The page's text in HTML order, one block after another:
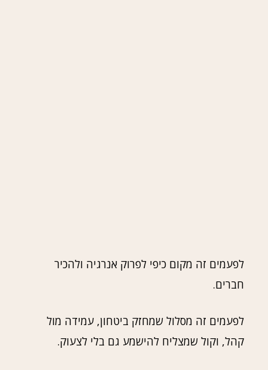
לפעמים זה מקום כיפי לפרוק אנרגיה ולהכיר
חברים.
לפעמים זה מסלול שמחזק ביטחון, עמידה מול
קהל, וקול שמצליח להישמע גם בלי לצעוק.